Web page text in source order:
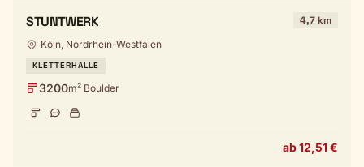
STUNTWERK 4,7 km
Köln, Nordrhein-Westfalen
KLETTERHALLE
3200m² Boulder
ab 12,51 €